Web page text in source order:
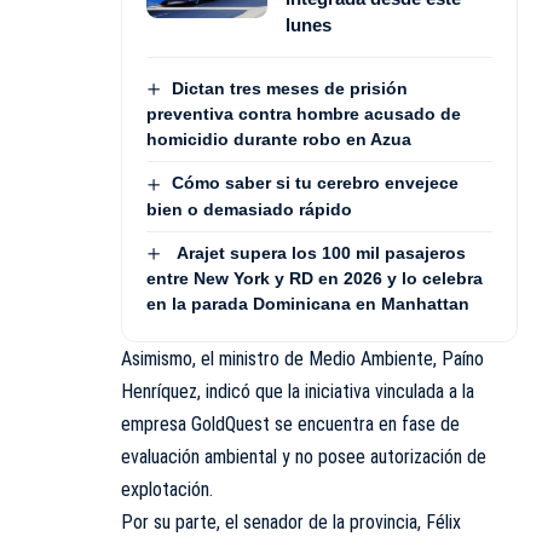
lunes
Dictan tres meses de prisión
preventiva contra hombre acusado de
homicidio durante robo en Azua
Cómo saber si tu cerebro envejece
bien o demasiado rápido
Arajet supera los 100 mil pasajeros
entre New York y RD en 2026 y lo celebra
en la parada Dominicana en Manhattan
Asimismo, el ministro de Medio Ambiente, Paíno
Henríquez, indicó que la iniciativa vinculada a la
empresa GoldQuest se encuentra en fase de
evaluación ambiental y no posee autorización de
explotación.
Por su parte, el senador de la provincia, Félix